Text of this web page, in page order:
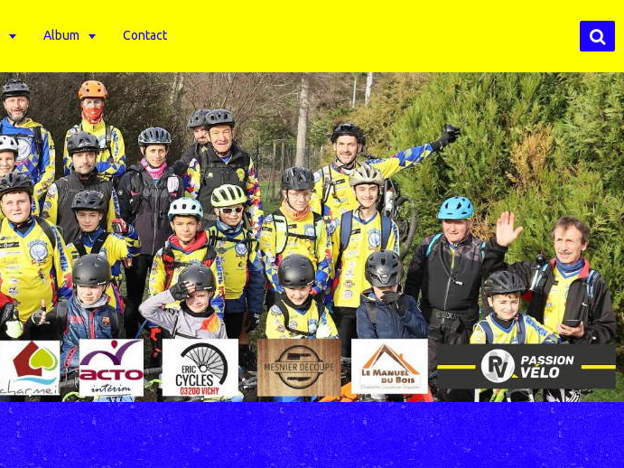
Album Contact